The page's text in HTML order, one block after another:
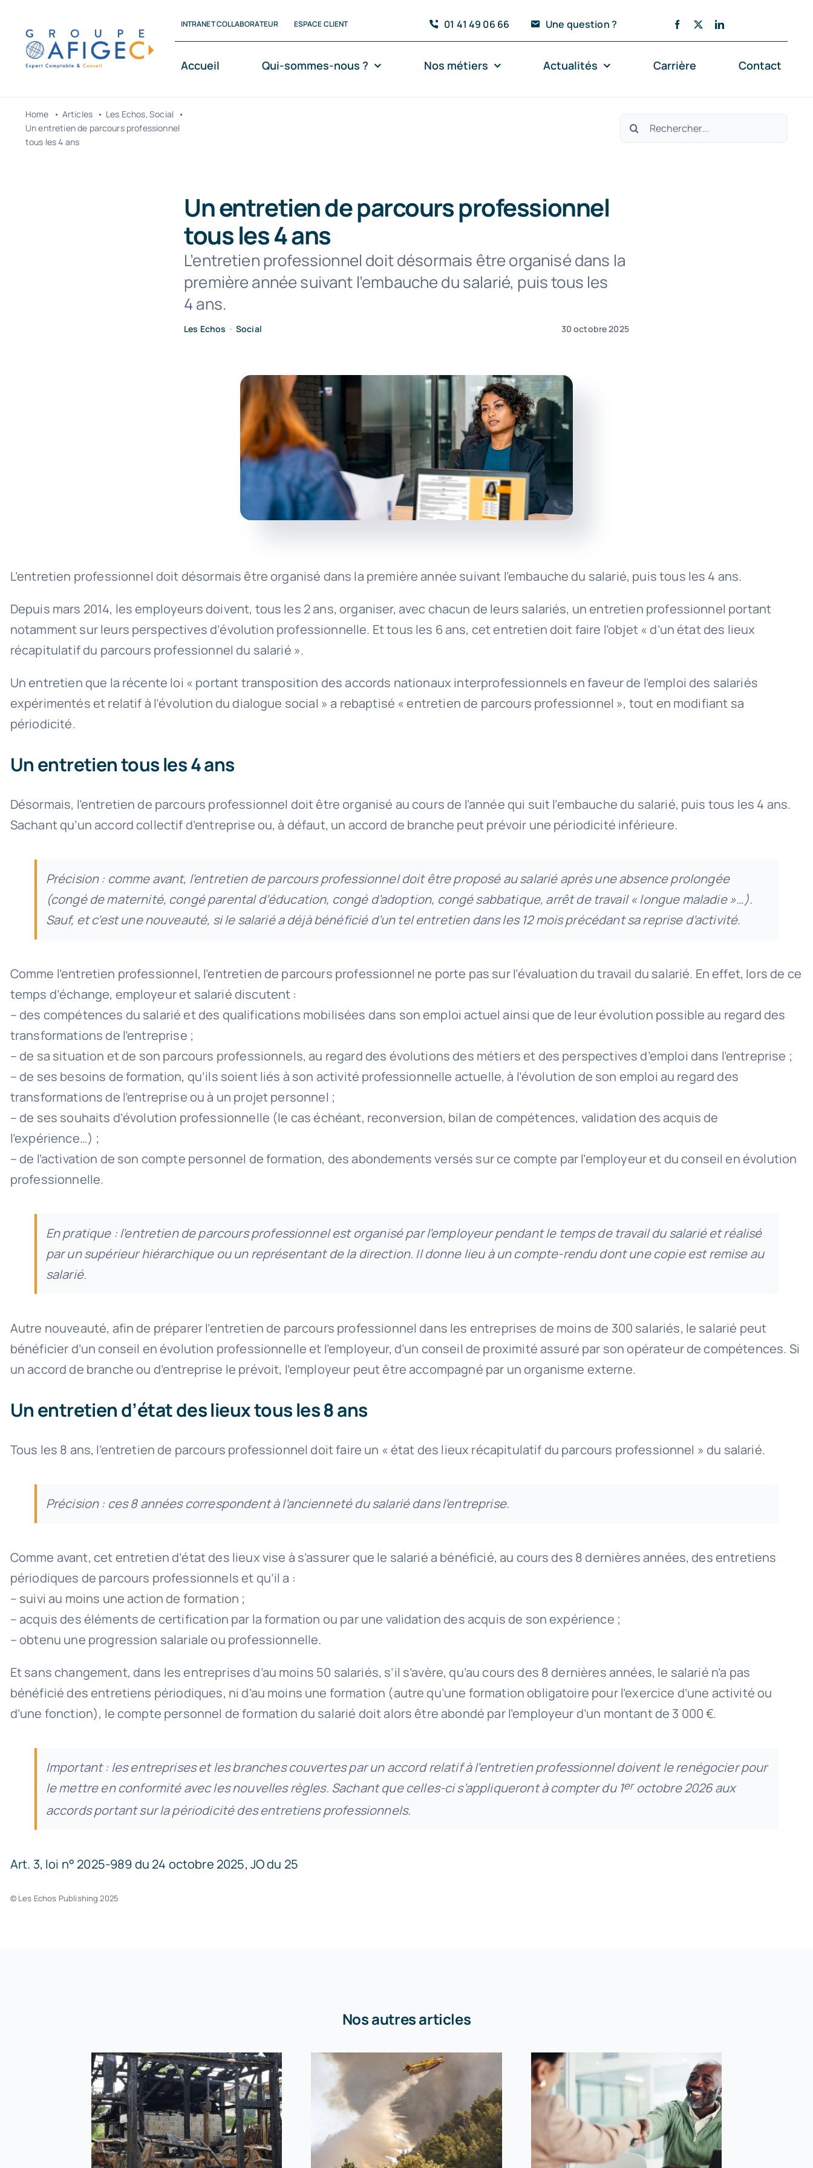
contenu
INTRANET COLLABORATEUR ESPACE CLIENT 01 41 49 06 66 Une question ?
Accueil Qui-sommes-nous ? Nos métiers Actualités Carrière Contact
Home Articles Les Echos Social
Un entretien de parcours professionnel
tous les 4 ans
Rechercher:
Un entretien de parcours professionnel
tous les 4 ans
L’entretien professionnel doit désormais être organisé dans la
première année suivant l’embauche du salarié, puis tous les
4 ans.
Les Echos • Social 30 octobre 2025
L’entretien professionnel doit désormais être organisé dans la première année suivant l’embauche du salarié, puis tous les 4 ans.
Depuis mars 2014, les employeurs doivent, tous les 2 ans, organiser, avec chacun de leurs salariés, un entretien professionnel portant
notamment sur leurs perspectives d’évolution professionnelle. Et tous les 6 ans, cet entretien doit faire l’objet « d’un état des lieux
récapitulatif du parcours professionnel du salarié ».
Un entretien que la récente loi « portant transposition des accords nationaux interprofessionnels en faveur de l’emploi des salariés
expérimentés et relatif à l’évolution du dialogue social » a rebaptisé « entretien de parcours professionnel », tout en modifiant sa
périodicité.
Un entretien tous les 4 ans
Désormais, l’entretien de parcours professionnel doit être organisé au cours de l’année qui suit l’embauche du salarié, puis tous les 4 ans.
Sachant qu’un accord collectif d’entreprise ou, à défaut, un accord de branche peut prévoir une périodicité inférieure.
Précision : comme avant, l’entretien de parcours professionnel doit être proposé au salarié après une absence prolongée
(congé de maternité, congé parental d’éducation, congé d’adoption, congé sabbatique, arrêt de travail « longue maladie »…).
Sauf, et c’est une nouveauté, si le salarié a déjà bénéficié d’un tel entretien dans les 12 mois précédant sa reprise d’activité.
Comme l’entretien professionnel, l’entretien de parcours professionnel ne porte pas sur l’évaluation du travail du salarié. En effet, lors de ce
temps d’échange, employeur et salarié discutent :
– des compétences du salarié et des qualifications mobilisées dans son emploi actuel ainsi que de leur évolution possible au regard des
transformations de l’entreprise ;
– de sa situation et de son parcours professionnels, au regard des évolutions des métiers et des perspectives d’emploi dans l’entreprise ;
– de ses besoins de formation, qu’ils soient liés à son activité professionnelle actuelle, à l’évolution de son emploi au regard des
transformations de l’entreprise ou à un projet personnel ;
– de ses souhaits d’évolution professionnelle (le cas échéant, reconversion, bilan de compétences, validation des acquis de
l’expérience…) ;
– de l’activation de son compte personnel de formation, des abondements versés sur ce compte par l’employeur et du conseil en évolution
professionnelle.
En pratique : l’entretien de parcours professionnel est organisé par l’employeur pendant le temps de travail du salarié et réalisé
par un supérieur hiérarchique ou un représentant de la direction. Il donne lieu à un compte-rendu dont une copie est remise au
salarié.
Autre nouveauté, afin de préparer l’entretien de parcours professionnel dans les entreprises de moins de 300 salariés, le salarié peut
bénéficier d’un conseil en évolution professionnelle et l’employeur, d’un conseil de proximité assuré par son opérateur de compétences. Si
un accord de branche ou d’entreprise le prévoit, l’employeur peut être accompagné par un organisme externe.
Un entretien d’état des lieux tous les 8 ans
Tous les 8 ans, l’entretien de parcours professionnel doit faire un « état des lieux récapitulatif du parcours professionnel » du salarié.
Précision : ces 8 années correspondent à l’ancienneté du salarié dans l’entreprise.
Comme avant, cet entretien d’état des lieux vise à s’assurer que le salarié a bénéficié, au cours des 8 dernières années, des entretiens
périodiques de parcours professionnels et qu’il a :
– suivi au moins une action de formation ;
– acquis des éléments de certification par la formation ou par une validation des acquis de son expérience ;
– obtenu une progression salariale ou professionnelle.
Et sans changement, dans les entreprises d’au moins 50 salariés, s’il s’avère, qu’au cours des 8 dernières années, le salarié n’a pas
bénéficié des entretiens périodiques, ni d’au moins une formation (autre qu’une formation obligatoire pour l’exercice d’une activité ou
d’une fonction), le compte personnel de formation du salarié doit alors être abondé par l’employeur d’un montant de 3 000 €.
Important : les entreprises et les branches couvertes par un accord relatif à l’entretien professionnel doivent le renégocier pour
le mettre en conformité avec les nouvelles règles. Sachant que celles-ci s’appliqueront à compter du 1eroctobre 2026 aux
accords portant sur la périodicité des entretiens professionnels.
Art. 3, loi n° 2025-989 du 24 octobre 2025, JO du 25
© Les Echos Publishing 2025
Nos autres articles